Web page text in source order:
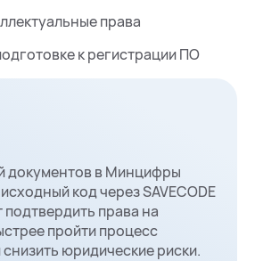
права
к регистрации ПО
документов в Минцифры
код через SAVECODE
права на
пройти процесс
юридические риски.